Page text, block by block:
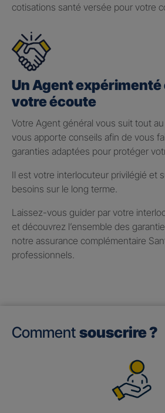
cotisations santé versée pour votre
Un Agent
votre écoute
Votre Agent général vous suit tout
vous apporte conseils afin de vous
garanties adaptées pour protéger
Il est votre interlocuteur privilégié et
besoins sur le long terme.
Laissez-vous guider par votre
et découvrez l’ensemble des
notre assurance complémentaire
professionnels.
Comment souscrire ?